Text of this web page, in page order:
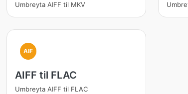
Umbreyta AIFF til MKV
AIF
AIFF til FLAC
Umbreyta AIFF til FLAC